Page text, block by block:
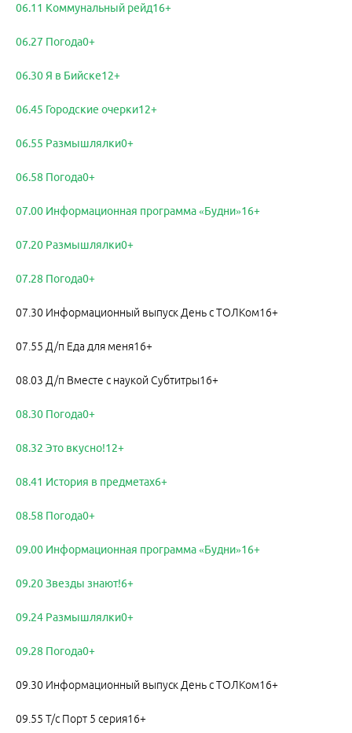
06.11 Коммунальный рейд16+
06.27 Погода0+
06.30 Я в Бийске12+
06.45 Городские очерки12+
06.55 Размышлялки0+
06.58 Погода0+
07.00 Информационная программа «Будни»16+
07.20 Размышлялки0+
07.28 Погода0+
07.30 Информационный выпуск День с ТОЛКом16+
07.55 Д/п Еда для меня16+
08.03 Д/п Вместе с наукой Субтитры16+
08.30 Погода0+
08.32 Это вкусно!12+
08.41 История в предметах6+
08.58 Погода0+
09.00 Информационная программа «Будни»16+
09.20 Звезды знают!6+
09.24 Размышлялки0+
09.28 Погода0+
09.30 Информационный выпуск День с ТОЛКом16+
09.55 Т/с Порт 5 серия16+